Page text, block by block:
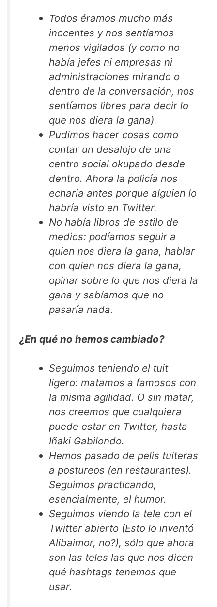
Todos éramos mucho más
inocentes y nos sentíamos
menos vigilados (y como no
había jefes ni empresas ni
administraciones mirando o
dentro de la conversación, nos
sentíamos libres para decir lo
que nos diera la gana).
Pudimos hacer cosas como
contar un desalojo de una
centro social okupado desde
dentro. Ahora la policía nos
echaría antes porque alguien lo
habría visto en Twitter.
No había libros de estilo de
medios: podíamos seguir a
quien nos diera la gana, hablar
con quien nos diera la gana,
opinar sobre lo que nos diera la
gana y sabíamos que no
pasaría nada.
¿En qué no hemos cambiado?
Seguimos teniendo el tuit
ligero: matamos a famosos con
la misma agilidad. O sin matar,
nos creemos que cualquiera
puede estar en Twitter, hasta
Iñaki Gabilondo.
Hemos pasado de pelis tuiteras
a postureos (en restaurantes).
Seguimos practicando,
esencialmente, el humor.
Seguimos viendo la tele con el
Twitter abierto (Esto lo inventó
Alibaimor, no?), sólo que ahora
son las teles las que nos dicen
qué hashtags tenemos que
usar.